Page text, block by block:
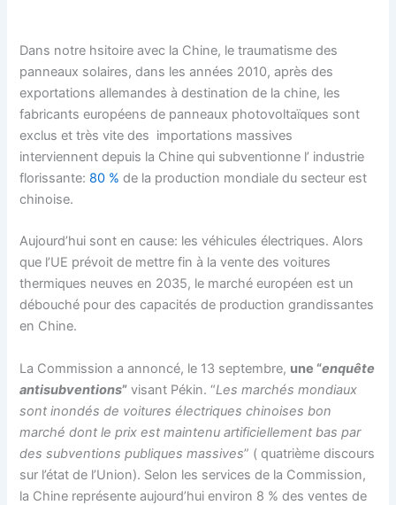
Dans notre hsitoire avec la Chine, le traumatisme des
panneaux solaires, dans les années 2010, après des
exportations allemandes à destination de la chine, les
fabricants européens de panneaux photovoltaïques sont
exclus et très vite des importations massives
interviennent depuis la Chine qui subventionne l’ industrie
florissante: 80 % de la production mondiale du secteur est
chinoise.
Aujourd’hui sont en cause: les véhicules électriques. Alors
que l’UE prévoit de mettre fin à la vente des voitures
thermiques neuves en 2035, le marché européen est un
débouché pour des capacités de production grandissantes
en Chine.
La Commission a annoncé, le 13 septembre, une “enquête
antisubventions” visant Pékin. “Les marchés mondiaux
sont inondés de voitures électriques chinoises bon
marché dont le prix est maintenu artificiellement bas par
des subventions publiques massives” ( quatrième discours
sur l’état de l’Union). Selon les services de la Commission,
la Chine représente aujourd’hui environ 8 % des ventes de